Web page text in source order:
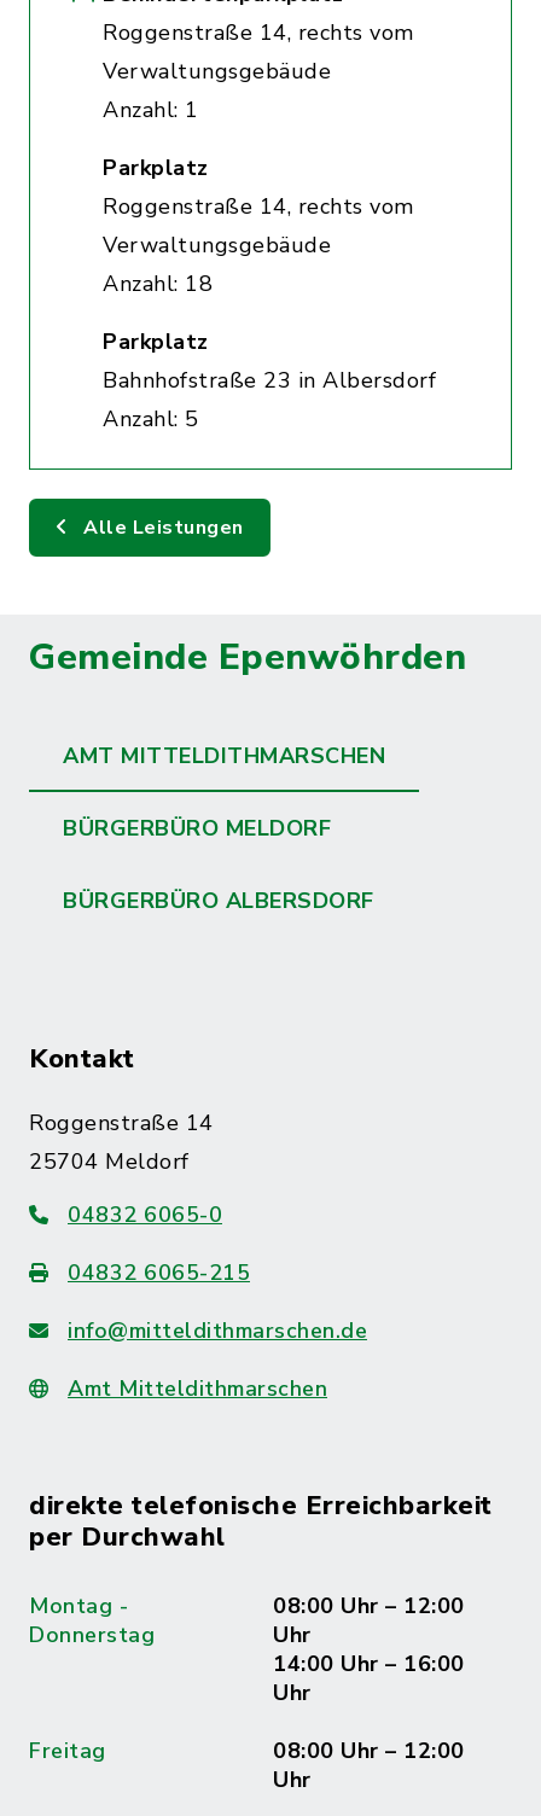
Roggenstraße 14, rechts vom
Verwaltungsgebäude
Anzahl: 1
Parkplatz
Roggenstraße 14, rechts vom
Verwaltungsgebäude
Anzahl: 18
Parkplatz
Bahnhofstraße 23 in Albersdorf
Anzahl: 5
Alle Leistungen
Gemeinde Epenwöhrden
AMT MITTELDITHMARSCHEN
BÜRGERBÜRO MELDORF
BÜRGERBÜRO ALBERSDORF
Kontakt
Roggenstraße 14
25704 Meldorf
04832 6065-0
04832 6065-215
info@mitteldithmarschen.de
Amt Mitteldithmarschen
direkte telefonische Erreichbarkeit
per Durchwahl
Montag -
Donnerstag
08:00 Uhr – 12:00
Uhr
14:00 Uhr – 16:00
Uhr
Freitag
08:00 Uhr – 12:00
Uhr